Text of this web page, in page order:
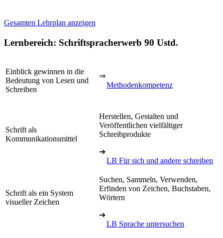
Gesamten Lehrplan anzeigen
Lernbereich: Schriftspracherwerb 90 Ustd.
Einblick gewinnen in die
Bedeutung von Lesen und
Schreiben
⇒
Methodenkompetenz
Schrift als
Kommunikationsmittel
Herstellen, Gestalten und
Veröffentlichen vielfältiger
Schreibprodukte
➔
LB Für sich und andere schreiben
Schrift als ein System
visueller Zeichen
Suchen, Sammeln, Verwenden,
Erfinden von Zeichen, Buchstaben,
Wörtern
➔
LB Sprache untersuchen